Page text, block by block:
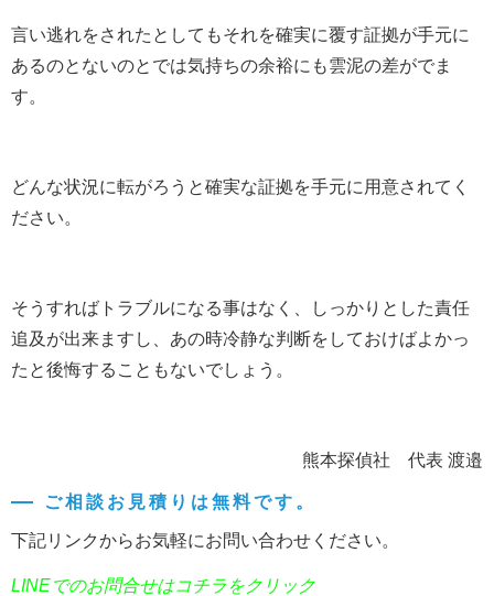
言い逃れをされたとしてもそれを確実に覆す証拠が手元に
あるのとないのとでは気持ちの余裕にも雲泥の差がでま
す。
どんな状況に転がろうと確実な証拠を手元に用意されてく
ださい。
そうすればトラブルになる事はなく、しっかりとした責任
追及が出来ますし、あの時冷静な判断をしておけばよかっ
たと後悔することもないでしょう。
熊本探偵社 代表 渡邉
ご相談お見積りは無料です。
下記リンクからお気軽にお問い合わせください。
LINEでのお問合せはコチラをクリック